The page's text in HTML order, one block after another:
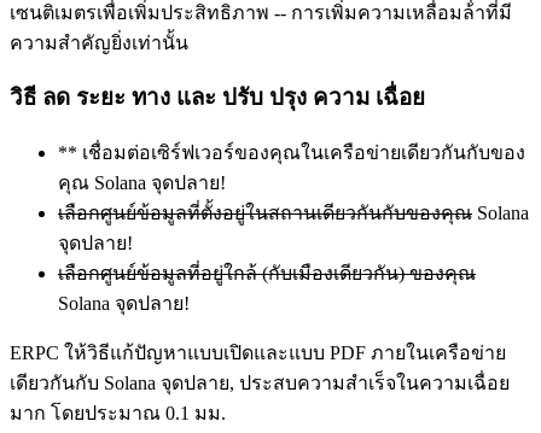
เซนติเมตรเพื่อเพิ่มประสิทธิภาพ -- การเพิ่มความเหลื่อมล้ําที่มี
ความสําคัญยิ่งเท่านั้น
วิธี ลด ระยะ ทาง และ ปรับ ปรุง ความ เฉื่อย
** เชื่อมต่อเซิร์ฟเวอร์ของคุณในเครือข่ายเดียวกันกับของ
คุณ Solana จุดปลาย!
เลือกศูนย์ข้อมูลที่ตั้งอยู่ในสถานเดียวกันกับของคุณ Solana
จุดปลาย!
เลือกศูนย์ข้อมูลที่อยู่ใกล้ (กับเมืองเดียวกัน) ของคุณ
Solana จุดปลาย!
ERPC ให้วิธีแก้ปัญหาแบบเปิดและแบบ PDF ภายในเครือข่าย
เดียวกันกับ Solana จุดปลาย, ประสบความสําเร็จในความเฉื่อย
มาก โดยประมาณ 0.1 มม.